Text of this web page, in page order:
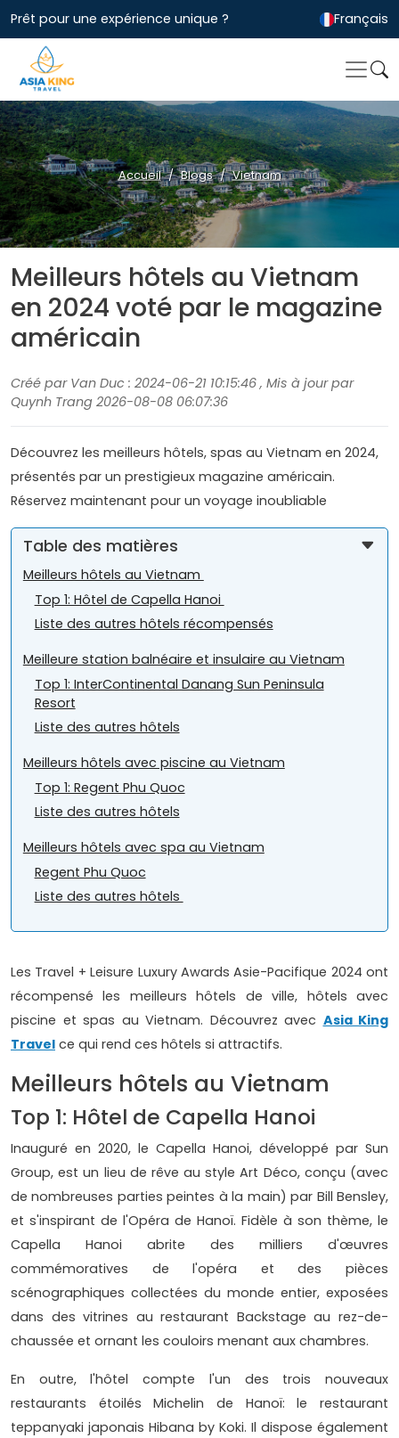
Prêt pour une expérience unique ? Français
Accueil Blogs Vietnam
Meilleurs hôtels au Vietnam
en 2024 voté par le magazine
américain
Créé par Van Duc : 2024-06-21 10:15:46 , Mis à jour par
Quynh Trang 2026-08-08 06:07:36
Découvrez les meilleurs hôtels, spas au Vietnam en 2024,
présentés par un prestigieux magazine américain.
Réservez maintenant pour un voyage inoubliable
Table des matières
Meilleurs hôtels au Vietnam
Top 1: Hôtel de Capella Hanoi
Liste des autres hôtels récompensés
Meilleure station balnéaire et insulaire au Vietnam
Top 1: InterContinental Danang Sun Peninsula
Resort
Liste des autres hôtels
Meilleurs hôtels avec piscine au Vietnam
Top 1: Regent Phu Quoc
Liste des autres hôtels
Meilleurs hôtels avec spa au Vietnam
Regent Phu Quoc
Liste des autres hôtels
Les Travel + Leisure Luxury Awards Asie-Pacifique 2024 ont
récompensé les meilleurs hôtels de ville, hôtels avec
piscine et spas au Vietnam. Découvrez avec Asia King
Travel ce qui rend ces hôtels si attractifs.
Meilleurs hôtels au Vietnam
Top 1: Hôtel de Capella Hanoi
Inauguré en 2020, le Capella Hanoi, développé par Sun
Group, est un lieu de rêve au style Art Déco, conçu (avec
de nombreuses parties peintes à la main) par Bill Bensley,
et s'inspirant de l'Opéra de Hanoï. Fidèle à son thème, le
Capella Hanoi abrite des milliers d'œuvres
commémoratives de l'opéra et des pièces
scénographiques collectées du monde entier, exposées
dans des vitrines au restaurant Backstage au rez-de-
chaussée et ornant les couloirs menant aux chambres.
En outre, l'hôtel compte l'un des trois nouveaux
restaurants étoilés Michelin de Hanoï: le restaurant
teppanyaki japonais Hibana by Koki. Il dispose également